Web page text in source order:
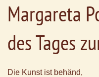
Margareta
des Tages
Die Kunst ist behänd,